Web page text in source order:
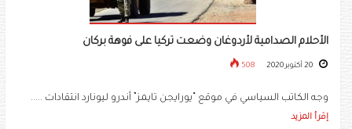
الأحلام الصدامية لأردوغان وضعت تركيا على فوهة بركان
508
وجه الكاتب السياسي في موقع “يورايجن تايمز” أندرو ليونارد انتقادات .....
إقرأ المزيد